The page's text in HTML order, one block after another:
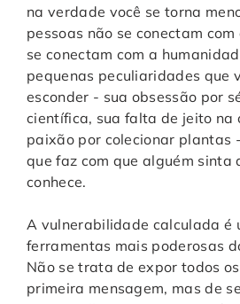
na verdade você se torna
pessoas não se conectam
se conectam com a
pequenas peculiaridades que
esconder - sua obsessão por
científica, sua falta de jeito na
paixão por colecionar plantas
que faz com que alguém sinta
conhece.
A vulnerabilidade calculada é
ferramentas mais poderosas
Não se trata de expor todos
primeira mensagem, mas de